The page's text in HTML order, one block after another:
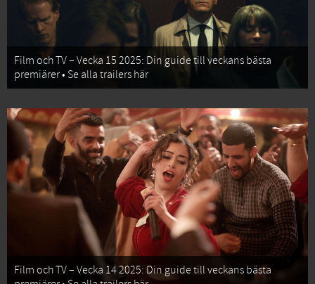
Film och TV – Vecka 15 2025: Din guide till veckans bästa
premiärer • Se alla trailers här
Film och TV – Vecka 14 2025: Din guide till veckans bästa